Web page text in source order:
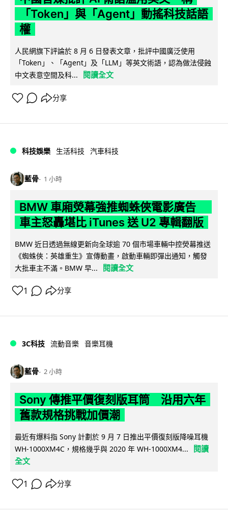
「Token」與「Agent」動搖科技話語
權
人民網旗下評論於 8 月 6 日發表文章，批評中國廣泛使用
「Token」、「Agent」及「LLM」等英文術語，認為做法侵蝕
中文表意空間及科...
閱讀全文
分享
科技娛樂 生活科技 汽車科技
藍骨 1 小時
BMW 車廂熒幕強推蜘蛛俠電影廣告
車主怒轟堪比 iTunes 送 U2 專輯翻版
BMW 近日透過無線更新向全球逾 70 個市場車輛中控熒幕推送
《蜘蛛俠：英雄重生》宣傳動畫，啟動車輛即彈出通知，觸發
大批車主不滿。BMW 早...
閱讀全文
1 分享
3C科技 流動音樂 音樂耳機
藍骨 2 小時
Sony 傳推平價復刻版耳筒 沿用六年
舊款規格挑戰加價潮
最近有爆料指 Sony 計劃於 9 月 7 日推出平價復刻版降噪耳機
WH-1000XM4C，規格幾乎與 2020 年 WH-1000XM4...
閱讀
全文
1 分享